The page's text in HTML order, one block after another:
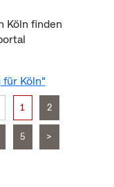
Köln finden
Köln"
1 2
5 >